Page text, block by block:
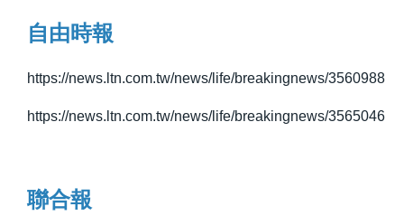
自由時報
https://news.ltn.com.tw/news/life/breakingnews/3560988
https://news.ltn.com.tw/news/life/breakingnews/3565046
聯合報